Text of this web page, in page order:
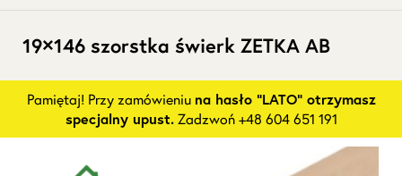
19×146 szorstka świerk ZETKA AB
Pamiętaj! Przy zamówieniu na hasło "LATO" otrzymasz
specjalny upust.Zadzwoń +48 604 651 191